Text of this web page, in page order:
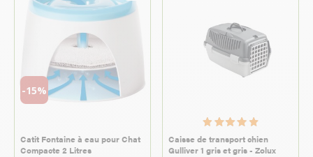
-15%
Catit Fontaine à eau pour Chat
Compacte 2 Litres
Caisse de transport chien
Gulliver 1 gris et gris - Zolux